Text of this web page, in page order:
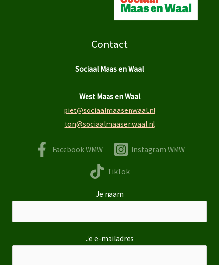
Contact
Sociaal Maas en Waal
West Maas en Waal
piet@sociaalmaasenwaal.nl
ton@sociaalmaasenwaal.nl
Facebook WMW Instagram WMW
TikTok
Je naam
Je e-mailadres